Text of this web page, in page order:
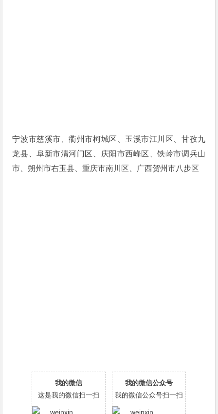
宁波市慈溪市、衢州市柯城区、玉溪市江川区、甘孜九
龙县、阜新市清河门区、庆阳市西峰区、铁岭市调兵山
市、朔州市右玉县、重庆市南川区、广西贺州市八步区
我的微信
这是我的微信扫一扫
我的微信公众号
我的微信公众号扫一扫